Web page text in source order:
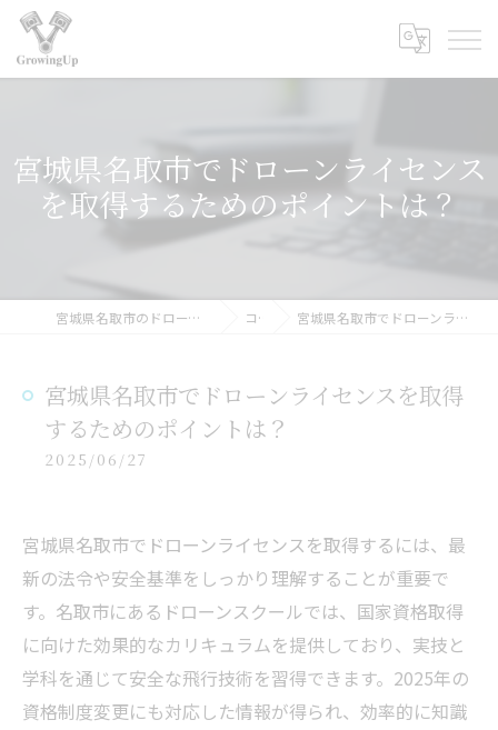
宮城県名取市でドローンライセンス
を取得するためのポイントは？
宮城県名取市のドローンスクールなら合同会社GrowingUp コラム 宮城県名取市でドローンライセンスを取得するためのポイントは？
宮城県名取市でドローンライセンスを取得
するためのポイントは？
2025/06/27
宮城県名取市でドローンライセンスを取得するには、最
新の法令や安全基準をしっかり理解することが重要で
す。名取市にあるドローンスクールでは、国家資格取得
に向けた効果的なカリキュラムを提供しており、実技と
学科を通じて安全な飛行技術を習得できます。2025年の
資格制度変更にも対応した情報が得られ、効率的に知識